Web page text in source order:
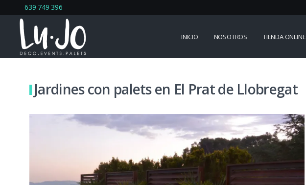
639 749 396
INICIO NOSOTROS TIENDA ONLINE
Jardines con palets en El Prat de Llobregat